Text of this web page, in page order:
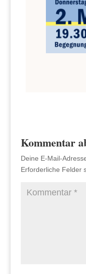
Kommentar
Deine E-Mail-
Erforderliche Felder